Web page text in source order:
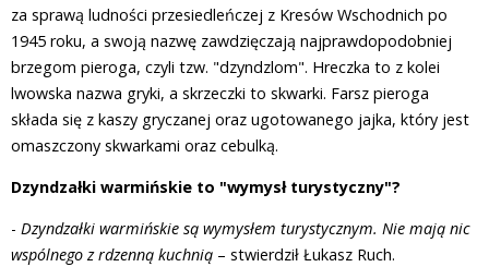
za sprawą ludności przesiedleńczej z Kresów Wschodnich po
1945 roku, a swoją nazwę zawdzięczają najprawdopodobniej
brzegom pieroga, czyli tzw. "dzyndzlom". Hreczka to z kolei
lwowska nazwa gryki, a skrzeczki to skwarki. Farsz pieroga
składa się z kaszy gryczanej oraz ugotowanego jajka, który jest
omaszczony skwarkami oraz cebulką.
Dzyndzałki warmińskie to "wymysł turystyczny"?
- Dzyndzałki warmińskie są wymysłem turystycznym. Nie mają nic
wspólnego z rdzenną kuchnią – stwierdził Łukasz Ruch.